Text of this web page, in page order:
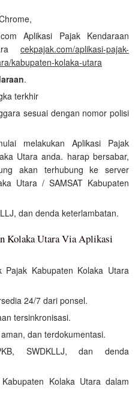
Aplikasi Pajak Kendaraan
cekpajak.com/aplikasi-pajak-
kabupaten-kolaka-utara
.
terkhir
sesuai dengan nomor polisi
melakukan Aplikasi Pajak
Utara anda. harap bersabar,
akan terhubung ke server
Utara / SAMSAT Kabupaten
dan denda keterlambatan.
Kolaka Utara Via Aplikasi
Pajak Kabupaten Kolaka Utara
24/7 dari ponsel.
tersinkronisasi.
dan terdokumentasi.
SWDKLLJ, dan denda
Kolaka Utara dalam